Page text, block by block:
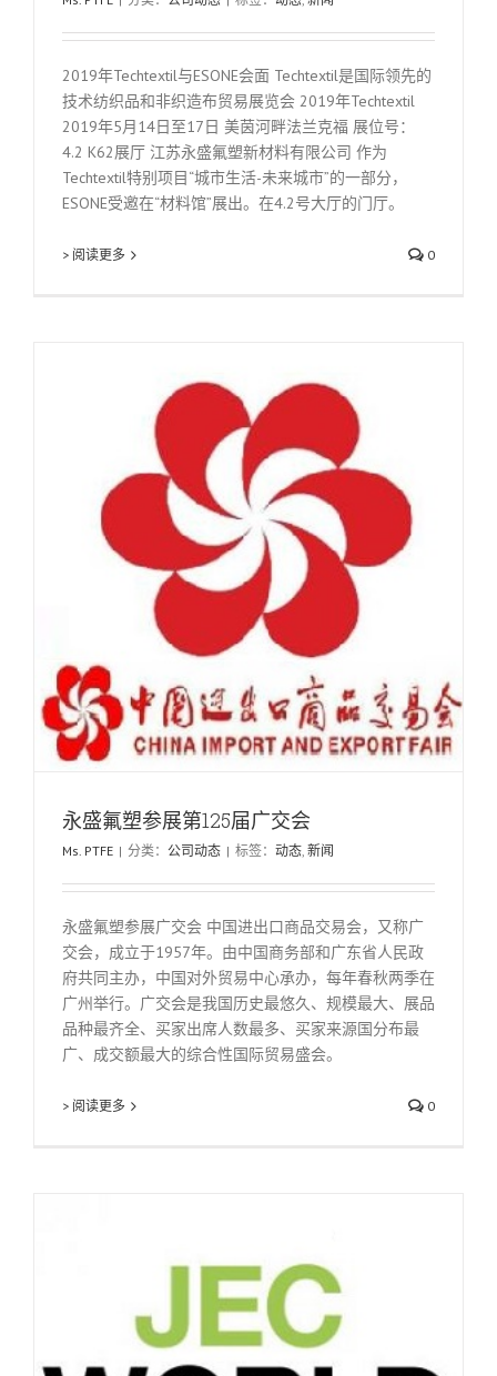
2019年Techtextil与ESONE会面 Techtextil是国际领先的
技术纺织品和非织造布贸易展览会 2019年Techtextil
2019年5月14日至17日 美茵河畔法兰克福 展位号：
4.2 K62展厅 江苏永盛氟塑新材料有限公司 作为
Techtextil特别项目“城市生活-未来城市”的一部分，
ESONE受邀在“材料馆”展出。在4.2号大厅的门厅。
> 阅读更多 0
永盛氟塑参展第125届广交会
Ms. PTFE | 分类： 公司动态 | 标签： 动态, 新闻
永盛氟塑参展广交会 中国进出口商品交易会，又称广
交会，成立于1957年。由中国商务部和广东省人民政
府共同主办，中国对外贸易中心承办，每年春秋两季在
广州举行。广交会是我国历史最悠久、规模最大、展品
品种最齐全、买家出席人数最多、买家来源国分布最
广、成交额最大的综合性国际贸易盛会。
> 阅读更多 0